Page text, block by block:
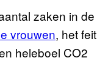
zaken in de
vrouwen, het feit
heleboel CO2